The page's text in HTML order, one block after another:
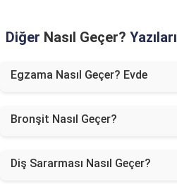
Diğer Nasıl Geçer? Yazıları
Egzama Nasıl Geçer? Evde
Bronşit Nasıl Geçer?
Diş Sararması Nasıl Geçer?